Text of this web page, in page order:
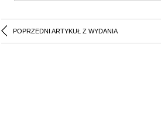
POPRZEDNI ARTYKUŁ Z WYDANIA